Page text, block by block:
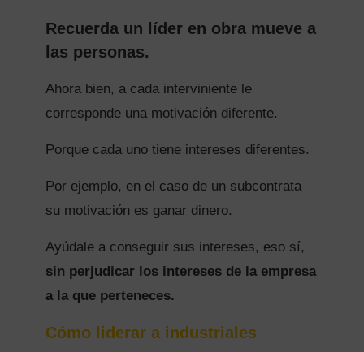
Recuerda un líder en obra mueve a
las personas.
Ahora bien, a cada interviniente le
corresponde una motivación diferente.
Porque cada uno tiene intereses diferentes.
Por ejemplo, en el caso de un subcontrata
su motivación es ganar dinero.
Ayúdale a conseguir sus intereses, eso sí,
sin perjudicar los intereses de la empresa
a la que perteneces.
Cómo liderar a industriales